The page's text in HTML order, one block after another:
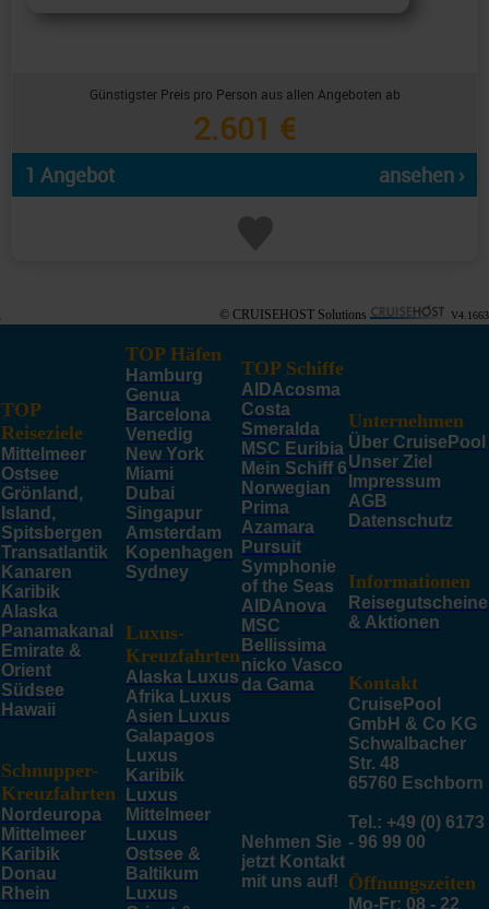
Günstigster Preis pro Person aus allen Angeboten ab
2.601 €
1 Angebot ansehen ›
© CRUISEHOST Solutions V4.1663
TOP
Reiseziele
Mittelmeer
Ostsee
Grönland,
Island,
Spitsbergen
Transatlantik
Kanaren
Karibik
Alaska
Panamakanal
Emirate &
Orient
Südsee
Hawaii
Schnupper-
Kreuzfahrten
Nordeuropa
Mittelmeer
Karibik
Donau
Rhein
TOP Häfen
Hamburg
Genua
Barcelona
Venedig
New York
Miami
Dubai
Singapur
Amsterdam
Kopenhagen
Sydney
Luxus-
Kreuzfahrten
Alaska Luxus
Afrika Luxus
Asien Luxus
Galapagos
Luxus
Karibik
Luxus
Mittelmeer
Luxus
Ostsee &
Baltikum
Luxus
TOP Schiffe
AIDAcosma
Costa
Smeralda
MSC Euribia
Mein Schiff 6
Norwegian
Prima
Azamara
Pursuit
Symphonie
of the Seas
AIDAnova
MSC
Bellissima
nicko Vasco
da Gama
Nehmen Sie
jetzt Kontakt
mit uns auf!
Unternehmen
Über CruisePool
Unser Ziel
Impressum
AGB
Datenschutz
Informationen
Reisegutscheine
& Aktionen
Kontakt
CruisePool
GmbH & Co KG
Schwalbacher
Str. 48
65760 Eschborn
Tel.: +49 (0) 6173
- 96 99 00
Öffnungszeiten
Mo-Fr: 08 - 22